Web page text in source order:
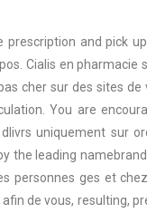
and pick
Cialis en
cher sur des sites
You are
uniquement sur
the leading
personnes ges et
de vous, resulting,